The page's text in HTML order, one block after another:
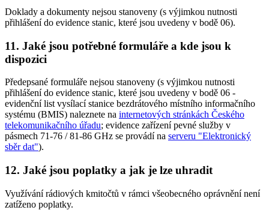
Doklady a dokumenty nejsou stanoveny (s výjimkou nutnosti
přihlášení do evidence stanic, které jsou uvedeny v bodě 06).
11. Jaké jsou potřebné formuláře a kde jsou k
dispozici
Předepsané formuláře nejsou stanoveny (s výjimkou nutnosti
přihlášení do evidence stanic, které jsou uvedeny v bodě 06 -
evidenční list vysílací stanice bezdrátového místního informačního
systému (BMIS) naleznete na internetových stránkách Českého
telekomunikačního úřadu; evidence zařízení pevné služby v
pásmech 71-76 / 81-86 GHz se provádí na serveru "Elektronický
sběr dat").
12. Jaké jsou poplatky a jak je lze uhradit
Využívání rádiových kmitočtů v rámci všeobecného oprávnění není
zatíženo poplatky.